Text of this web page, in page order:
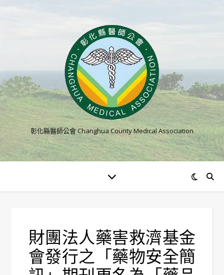
彰化縣醫師公會 Changhua County Medical Association
財團法人藥害救濟基金
會發行之「藥物安全簡